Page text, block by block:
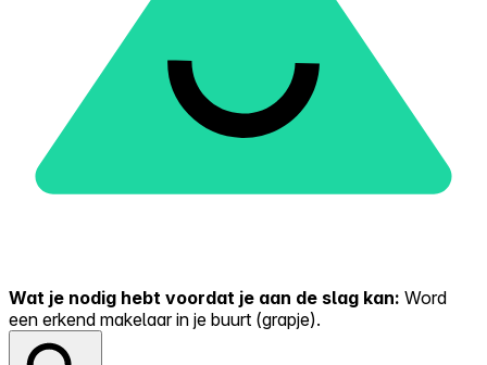
Wat je nodig hebt voordat je aan de slag kan: Word
een erkend makelaar in je buurt (grapje).